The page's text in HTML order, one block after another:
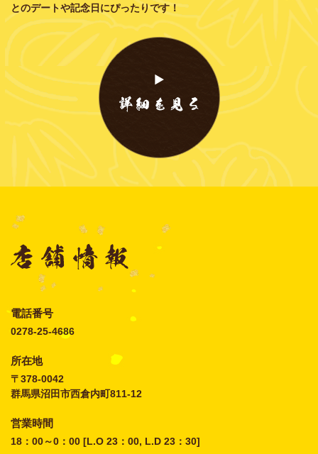
とのデートや記念日にぴったりです！
電話番号
0278-25-4686
所在地
〒378-0042
群馬県沼田市西倉内町811-12
営業時間
18：00～0：00 [L.O 23：00, L.D 23：30]